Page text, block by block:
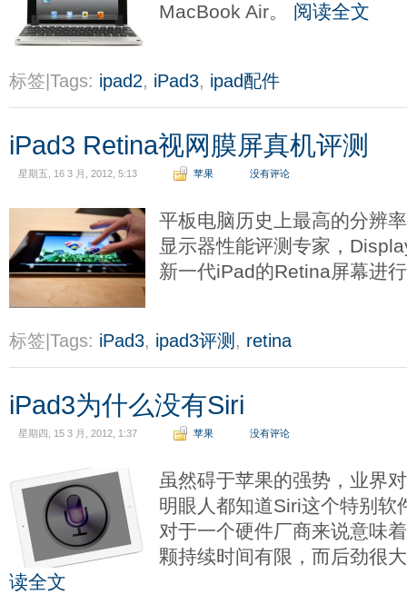
MacBook Air。 阅读全文
标签|Tags: ipad2, iPad3, ipad配件
iPad3 Retina视网膜屏真机评测
星期五, 16 3 月, 2012, 5:13 苹果 没有评论
平板电脑历史上最高的分辨
显示器性能评测专家，
新一代iPad的Retina屏幕进
标签|Tags: iPad3, ipad3评测 , retina
iPad3为什么没有Siri
星期四, 15 3 月, 2012, 1:37 苹果 没有评论
虽然碍于苹果的强势，业界
明眼人都知道Siri这个特别软
对于一个硬件厂商来说意味
颗持续时间有限，而后劲很
读全文